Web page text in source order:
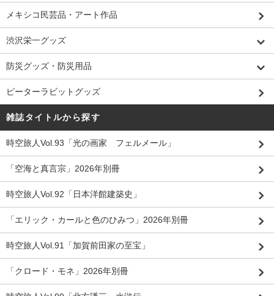
メキシコ民芸品・アート作品
渋沢栄一グッズ
防災グッズ・防災用品
ピーターラビットグッズ
雑誌タイトルから探す
時空旅人Vol.93「光の画家 フェルメール」
「空海と真言宗」2026年別冊
時空旅人Vol.92「日本洋館建築史」
「エリック・カールと色のひみつ」2026年別冊
時空旅人Vol.91「加賀前田家の至宝」
「クロード・モネ」2026年別冊